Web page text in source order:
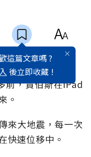
這篇文章嗎 ?
後立即收藏 !
愈快。
前，賈伯斯在iPad
。
來大地震，每一次
快速位移中。